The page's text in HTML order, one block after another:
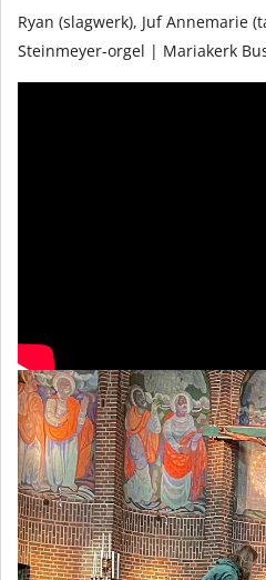
Ryan (slagwerk), Juf Annemarie
Steinmeyer-orgel | Mariakerk